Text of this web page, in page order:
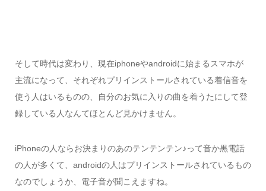
そして時代は変わり、現在iphoneやandroidに始まるスマホが
主流になって、それぞれプリインストールされている着信音を
使う人はいるものの、自分のお気に入りの曲を着うたにして登
録している人なんてほとんど見かけません。
iPhoneの人ならお決まりのあのテンテンテン♪って音か黒電話
の人が多くて、androidの人はプリインストールされているもの
なのでしょうか、電子音が聞こえますね。